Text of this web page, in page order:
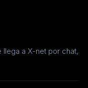
a X-net por chat,